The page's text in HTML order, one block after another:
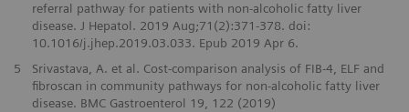
referral pathway for patients with non-alcoholic fatty liver
disease. J Hepatol. 2019 Aug;71(2):371-378. doi:
10.1016/j.jhep.2019.03.033. Epub 2019 Apr 6.
5
Srivastava, A. et al. Cost-comparison analysis of FIB-4, ELF and
fibroscan in community pathways for non-alcoholic fatty liver
disease. BMC Gastroenterol 19, 122 (2019)